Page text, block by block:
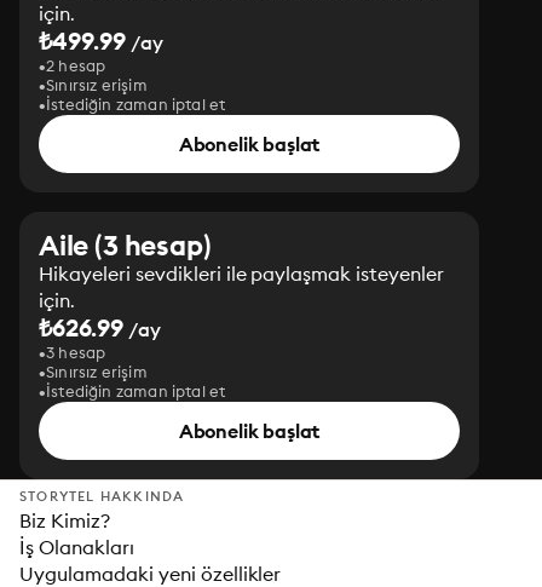
için.
₺499.99 /ay
2 hesap
Sınırsız erişim
İstediğin zaman iptal et
Abonelik başlat
Aile (3 hesap)
Hikayeleri sevdikleri ile paylaşmak isteyenler
için.
₺626.99 /ay
3 hesap
Sınırsız erişim
İstediğin zaman iptal et
Abonelik başlat
STORYTEL HAKKINDA
Biz Kimiz?
İş Olanakları
Uygulamadaki yeni özellikler